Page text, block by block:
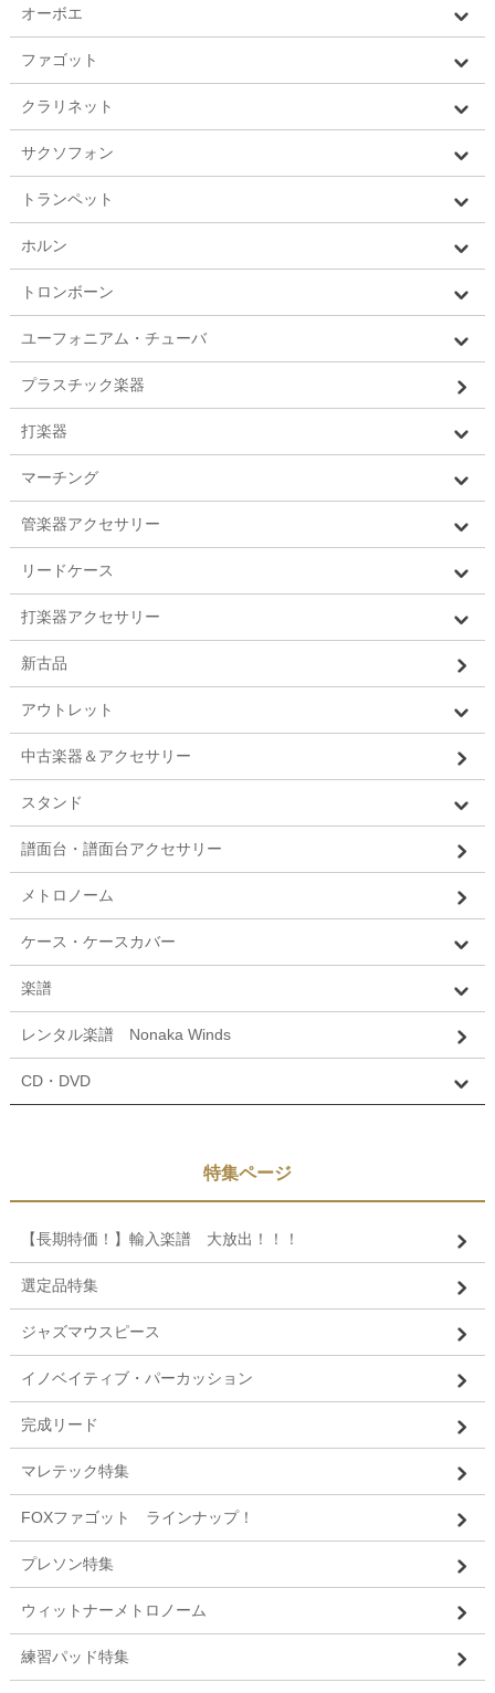
オーボエ
ファゴット
クラリネット
サクソフォン
トランペット
ホルン
トロンボーン
ユーフォニアム・チューバ
プラスチック楽器
打楽器
マーチング
管楽器アクセサリー
リードケース
打楽器アクセサリー
新古品
アウトレット
中古楽器＆アクセサリー
スタンド
譜面台・譜面台アクセサリー
メトロノーム
ケース・ケースカバー
楽譜
レンタル楽譜 Nonaka Winds
CD・DVD
特集ページ
【長期特価！】輸入楽譜 大放出！！！
選定品特集
ジャズマウスピース
イノベイティブ・パーカッション
完成リード
マレテック特集
FOXファゴット ラインナップ！
プレソン特集
ウィットナーメトロノーム
練習パッド特集